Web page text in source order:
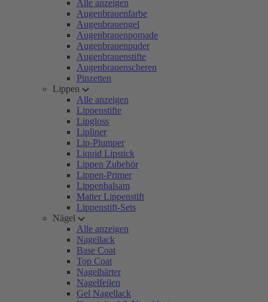
Alle anzeigen
Augenbrauenfarbe
Augenbrauengel
Augenbrauenpomade
Augenbrauenpuder
Augenbrauenstifte
Augenbrauenscheren
Pinzetten
Lippen
Alle anzeigen
Lippenstifte
Lipgloss
Lipliner
Lip-Plumper
Liquid Lipstick
Lippen Zubehör
Lippen-Primer
Lippenbalsam
Matter Lippenstift
Lippenstift-Sets
Nägel
Alle anzeigen
Nagellack
Base Coat
Top Coat
Nagelhärter
Nagelfeilen
Gel Nagellack